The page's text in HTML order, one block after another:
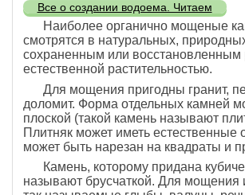
Все о создании водоема. Читаем
Наиболее органично мощеные
смотрятся в натуральных,
сохраненным или
естественной растительностью.
Для мощения пригодны гранит,
доломит. Форма отдельных камней
плоской (такой камень называют
Плитняк может иметь естественные
может быть нарезан на квадраты и
Камень, которому придана
называют брусчаткой. Для мощения